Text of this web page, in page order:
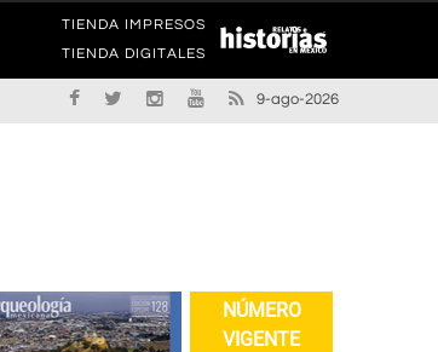
TIENDA IMPRESOS
TIENDA DIGITALES
9-ago-2026
NÚMERO
VIGENTE